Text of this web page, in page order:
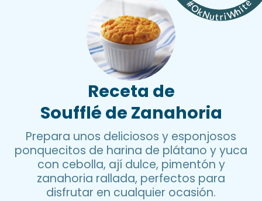
Receta de
Soufflé de Zanahoria
Prepara unos deliciosos y esponjosos
ponquecitos de harina de plátano y yuca
con cebolla, ají dulce, pimentón y
zanahoria rallada, perfectos para
disfrutar en cualquier ocasión.